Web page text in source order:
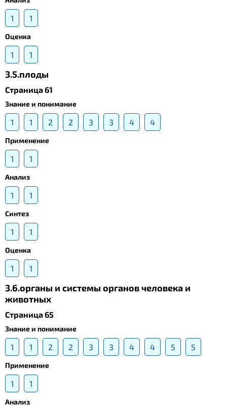
1 1
Оценка
1 1
3.5.плоды
Страница 61
Знание и понимание
1 1 2 2 3 3 4 4
Применение
1 1
Анализ
1 1
Синтез
1 1
Оценка
1 1
3.6.органы и системы органов человека и
животных
Страница 65
Знание и понимание
1 1 2 2 3 3 4 4 5 5
Применение
1 1
Анализ